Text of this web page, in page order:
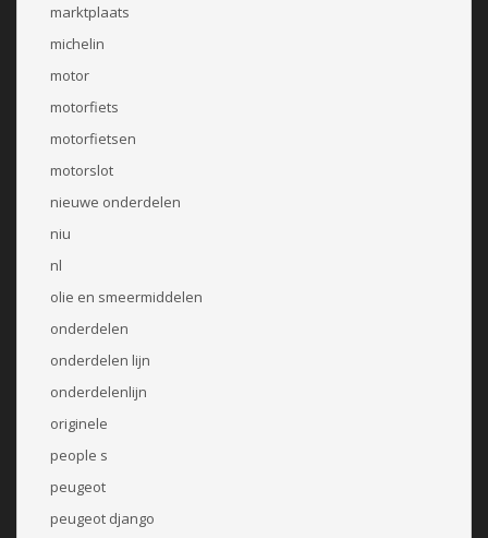
marktplaats
michelin
motor
motorfiets
motorfietsen
motorslot
nieuwe onderdelen
niu
nl
olie en smeermiddelen
onderdelen
onderdelen lijn
onderdelenlijn
originele
people s
peugeot
peugeot django